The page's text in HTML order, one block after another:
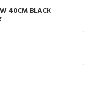
40CM BLACK